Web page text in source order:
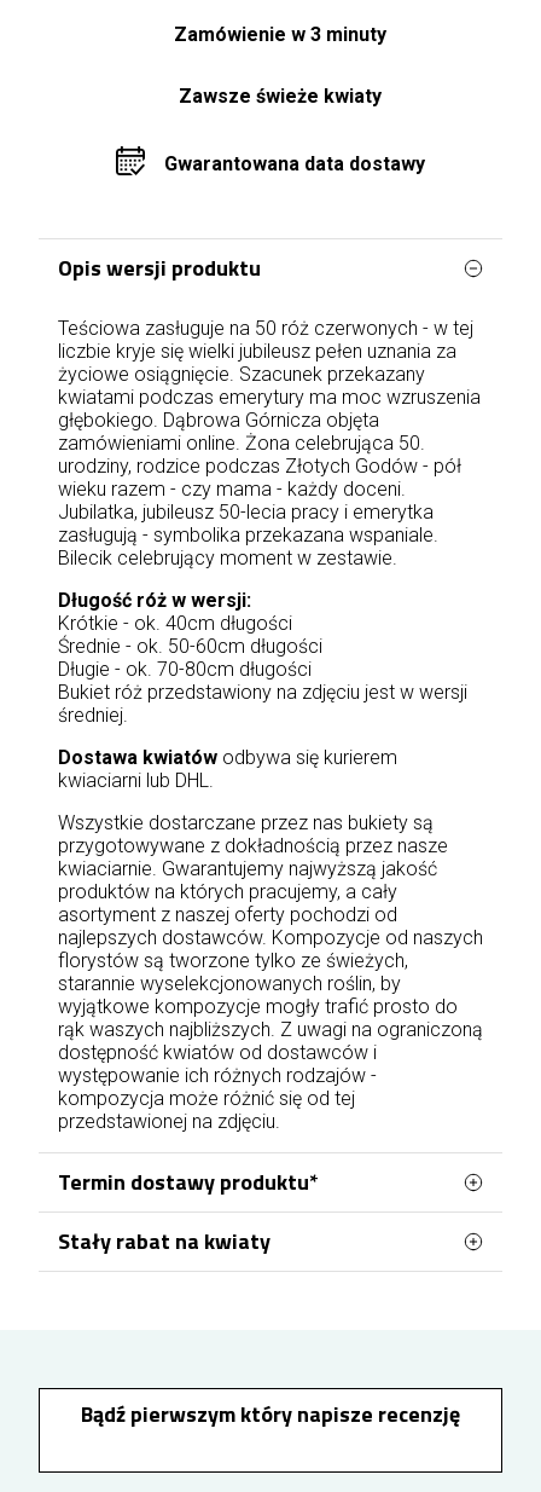
Zamówienie w 3 minuty
Zawsze świeże kwiaty
Gwarantowana data dostawy
Opis wersji produktu
Teściowa zasługuje na 50 róż czerwonych - w tej
liczbie kryje się wielki jubileusz pełen uznania za
życiowe osiągnięcie. Szacunek przekazany
kwiatami podczas emerytury ma moc wzruszenia
głębokiego. Dąbrowa Górnicza objęta
zamówieniami online. Żona celebrująca 50.
urodziny, rodzice podczas Złotych Godów - pół
wieku razem - czy mama - każdy doceni.
Jubilatka, jubileusz 50-lecia pracy i emerytka
zasługują - symbolika przekazana wspaniale.
Bilecik celebrujący moment w zestawie.
Długość róż w wersji:
Krótkie - ok. 40cm długości
Średnie - ok. 50-60cm długości
Długie - ok. 70-80cm długości
Bukiet róż przedstawiony na zdjęciu jest w wersji
średniej.
Dostawa kwiatów odbywa się kurierem
kwiaciarni lub DHL.
Wszystkie dostarczane przez nas bukiety są
przygotowywane z dokładnością przez nasze
kwiaciarnie. Gwarantujemy najwyższą jakość
produktów na których pracujemy, a cały
asortyment z naszej oferty pochodzi od
najlepszych dostawców. Kompozycje od naszych
florystów są tworzone tylko ze świeżych,
starannie wyselekcjonowanych roślin, by
wyjątkowe kompozycje mogły trafić prosto do
rąk waszych najbliższych. Z uwagi na ograniczoną
dostępność kwiatów od dostawców i
występowanie ich różnych rodzajów -
kompozycja może różnić się od tej
przedstawionej na zdjęciu.
Termin dostawy produktu*
Zamówienia na terenie Dąbrowy Górniczej
realizowane są przez naszą lokalną kwiaciarnię,
od poniedziałku do piątkudo godziny 17:00
mogą zostać doręczone jeszcze tego samego
rozpoczyna się najwcześniej po 2 godzinach od
Stały rabat na kwiaty
zamówieniach. Rabat rośnie wraz z kolejnymi
zamówieniami i może osiągnąć maksymalnie
Dąbrowie Górniczej staje się jeszcze bardziej
Bądź pierwszym który napisze recenzję